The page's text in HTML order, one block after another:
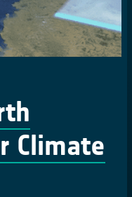
Climate